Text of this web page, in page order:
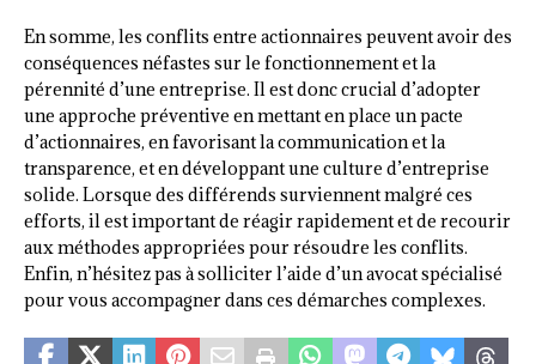
En somme, les conflits entre actionnaires peuvent avoir des
conséquences néfastes sur le fonctionnement et la
pérennité d’une entreprise. Il est donc crucial d’adopter
une approche préventive en mettant en place un pacte
d’actionnaires, en favorisant la communication et la
transparence, et en développant une culture d’entreprise
solide. Lorsque des différends surviennent malgré ces
efforts, il est important de réagir rapidement et de recourir
aux méthodes appropriées pour résoudre les conflits.
Enfin, n’hésitez pas à solliciter l’aide d’un avocat spécialisé
pour vous accompagner dans ces démarches complexes.